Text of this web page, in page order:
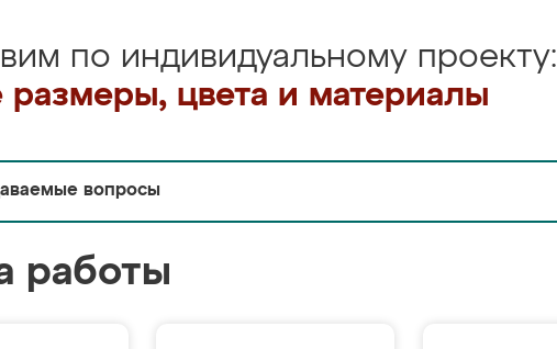
по индивидуальному проекту:
цвета и материалы
вопросы
работы